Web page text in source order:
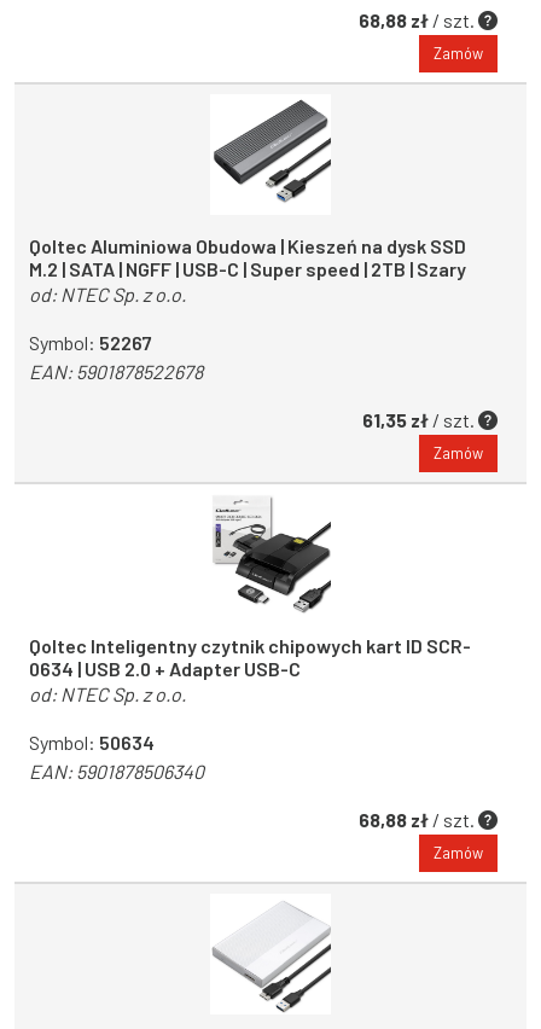
68,88 zł / szt.
Zamów
Qoltec Aluminiowa Obudowa | Kieszeń na dysk SSD
M.2 | SATA | NGFF | USB-C | Super speed | 2TB | Szary
od: NTEC Sp. z o.o.
Symbol: 52267
EAN:5901878522678
61,35 zł / szt.
Zamów
Qoltec Inteligentny czytnik chipowych kart ID SCR-
0634 | USB 2.0 + Adapter USB-C
od: NTEC Sp. z o.o.
Symbol: 50634
EAN:5901878506340
68,88 zł / szt.
Zamów